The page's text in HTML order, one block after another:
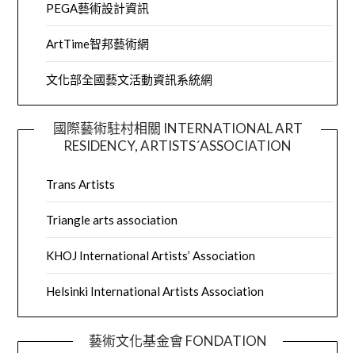
PEGA藝術設計資訊
ArtTime智邦藝術網
文化部全國藝文活動資訊系統網
國際藝術駐村相關 INTERNATIONAL ART
RESIDENCY, ARTISTS´ASSOCIATION
Trans Artists
Triangle arts association
KHOJ International Artists’ Association
Helsinki International Artists Association
藝術文化基金會 FONDATION